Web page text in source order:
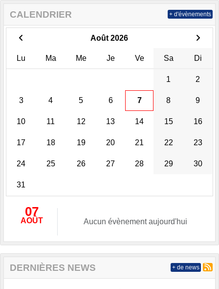
CALENDRIER
Août 2026
Lu Ma Me Je Ve Sa Di
1 2
3 4 5 6 7 8 9
10 11 12 13 14 15 16
17 18 19 20 21 22 23
24 25 26 27 28 29 30
31
07
AOÛT Aucun évènement aujourd'hui
+ d'évènements
DERNIÈRES NEWS + de news